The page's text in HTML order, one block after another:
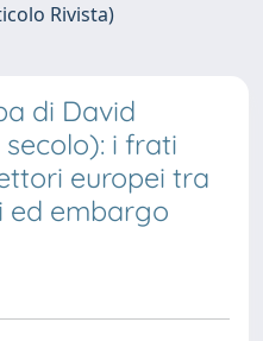
Rivista)
di David
secolo): i frati
europei tra
ed embargo